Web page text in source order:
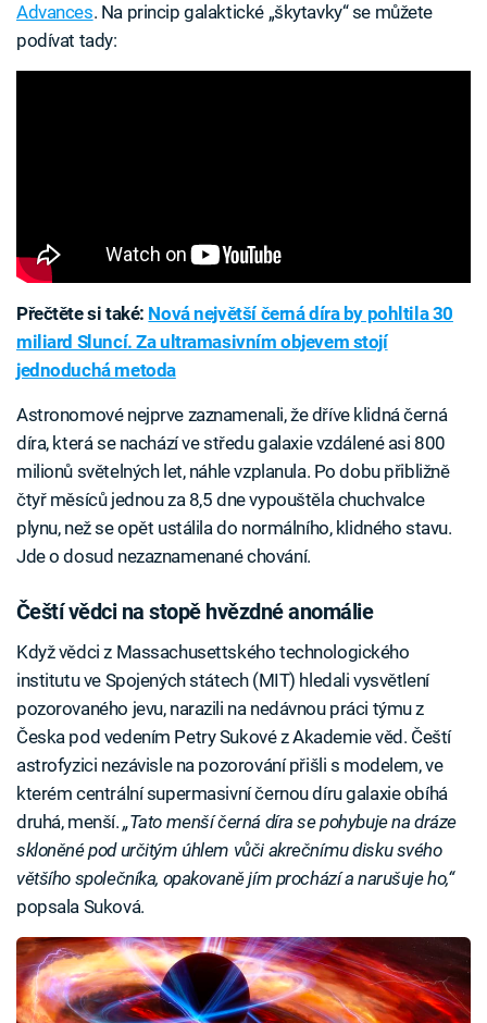
Advances. Na princip galaktické „škytavky“ se můžete
podívat tady:
Přečtěte si také: Nová největší černá díra by pohltila 30
miliard Sluncí. Za ultramasivním objevem stojí
jednoduchá metoda
Astronomové nejprve zaznamenali, že dříve klidná černá
díra, která se nachází ve středu galaxie vzdálené asi 800
milionů světelných let, náhle vzplanula. Po dobu přibližně
čtyř měsíců jednou za 8,5 dne vypouštěla chuchvalce
plynu, než se opět ustálila do normálního, klidného stavu.
Jde o dosud nezaznamenané chování.
Čeští vědci na stopě hvězdné anomálie
Když vědci z Massachusettského technologického
institutu ve Spojených státech (MIT) hledali vysvětlení
pozorovaného jevu, narazili na nedávnou práci týmu z
Česka pod vedením Petry Sukové z Akademie věd. Čeští
astrofyzici nezávisle na pozorování přišli s modelem, ve
kterém centrální supermasivní černou díru galaxie obíhá
druhá, menší.„Tato menší černá díra se pohybuje na dráze
skloněné pod určitým úhlem vůči akrečnímu disku svého
většího společníka, opakovaně jím prochází a narušuje ho,“
popsala Suková.